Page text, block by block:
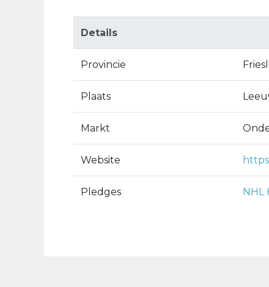
Details
Provincie
Plaats
Markt
Website
Pledges NHL